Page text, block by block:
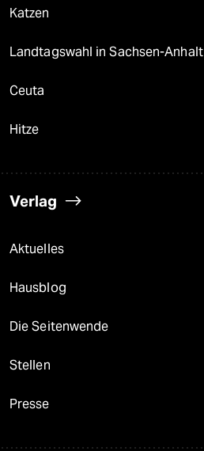
Katzen
Landtagswahl in Sachsen-Anhalt
Ceuta
Hitze
Verlag
Aktuelles
Hausblog
Die Seitenwende
Stellen
Presse